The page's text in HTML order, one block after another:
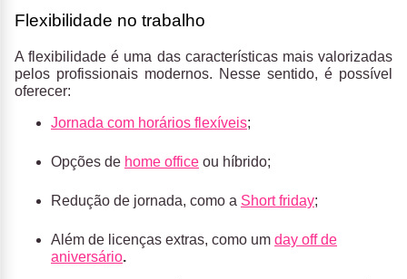
Flexibilidade no trabalho
A flexibilidade é uma das características mais valorizadas
pelos profissionais modernos. Nesse sentido, é possível
oferecer:
Jornada com horários flexíveis;
Opções de home office ou híbrido;
Redução de jornada, como a Short friday;
Além de licenças extras, como um day off de
aniversário.